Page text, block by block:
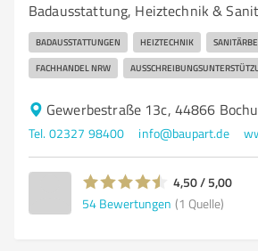
Badausstattung, Heiztechnik &
BADAUSSTATTUNGEN HEIZTECHNIK
FACHHANDEL NRW
Gewerbestraße 13c, 44866
Tel. 02327 98400 info@baupart.de
4,50 / 5,00
54 Bewertungen (1 Quelle)